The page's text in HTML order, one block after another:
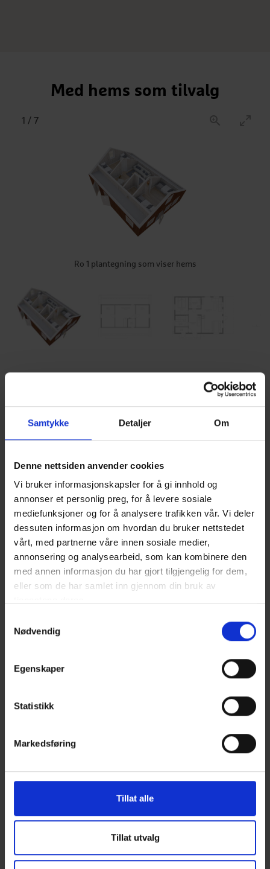
Samtykke Detaljer Om
Denne nettsiden anvender cookies
Vi bruker informasjonskapsler for å gi innhold og
annonser et personlig preg, for å levere sosiale
mediefunksjoner og for å analysere trafikken vår. Vi deler
dessuten informasjon om hvordan du bruker nettstedet
vårt, med partnerne våre innen sosiale medier,
annonsering og analysearbeid, som kan kombinere den
med annen informasjon du har gjort tilgjengelig for dem,
eller som de har samlet inn gjennom din bruk av
Nødvendig
Egenskaper
Statistikk
Markedsføring
Tillat alle
Tillat utvalg
Med hems som tilvalg
1 / 7
Ro 1 plantegning som viser hems
Det enkle hyttelivet
hyttelivet som er den aller største. Ønsker du å
ha et sted å slappe av sammen med familien din.
Hvor dere kan leve tett på naturen, finne roen og
la tankene hvile. Det er her dere virkelig kan nyte
fridagene sammen, være mye ute og bare gjøre
ting som gir dere masse energi. Det gode
hyttelivet er bare nydelig – og sikrer deg alltid
det deilige avbrekket fra en hektisk hverdag
hyttemodeller